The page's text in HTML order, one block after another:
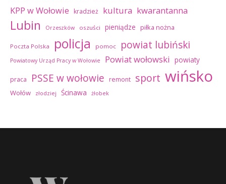
KPP w Wołowie kradzież kultura kwarantanna
Lubin Orzeszków oszuści pieniądze piłka nożna
Poczta Polska policja pomoc powiat lubiński
Powiatowy Urząd Pracy w Wołowie Powiat wołowski powiaty
praca PSSE w wołowie remont sport wińsko
Wołów złodziej Ścinawa żłobek